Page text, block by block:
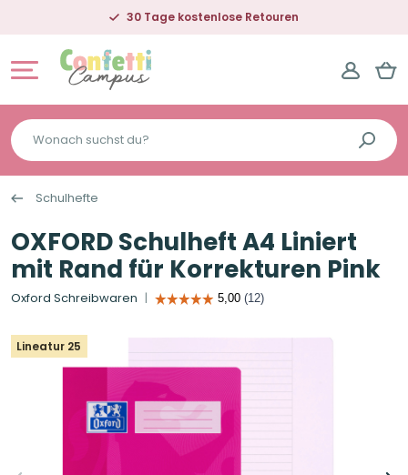
30 Tage kostenlose Retouren
Wonach
suchst
du?
Schulhefte
OXFORD Schulheft A4 Liniert
mit Rand für Korrekturen Pink
Oxford Schreibwaren
Lineatur 25